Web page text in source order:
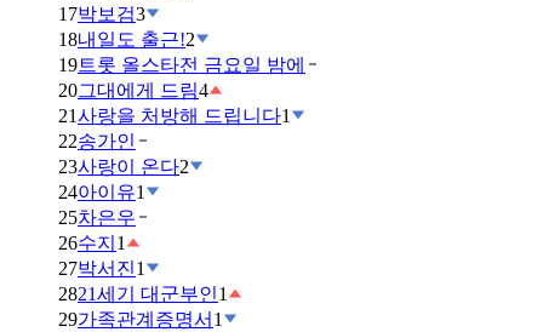
17박보검3
18내일도 출근!2
19트롯 올스타전 금요일 밤에
20그대에게 드림4
21사랑을 처방해 드립니다1
22송가인
23사랑이 온다2
24아이유1
25차은우
26수지 1
27박서진1
2821세기 대군부인1
29가족관계증명서 1